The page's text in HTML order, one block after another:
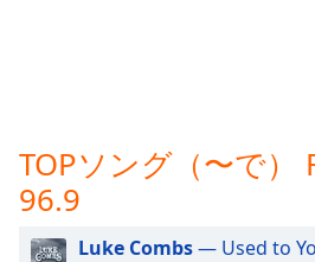
dialog
subtitles
off,
selected
TOPソング（〜で）
96.9
Luke Combs— Used to